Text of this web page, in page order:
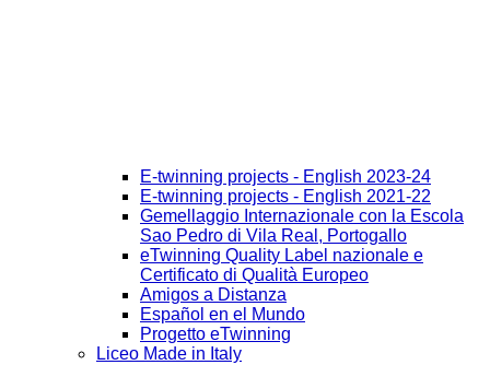
E-twinning projects - English 2023-24
E-twinning projects - English 2021-22
Gemellaggio Internazionale con la Escola
Sao Pedro di Vila Real, Portogallo
eTwinning Quality Label nazionale e
Certificato di Qualità Europeo
Amigos a Distanza
Español en el Mundo
Progetto eTwinning
Liceo Made in Italy